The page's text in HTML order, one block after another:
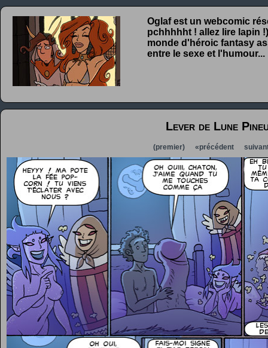
Oglaf est un webcomic
pchhhhht ! allez lire lapin
monde d'héroic fantasy
entre le sexe et l'humour...
Lever de Lune
(premier) «précédent